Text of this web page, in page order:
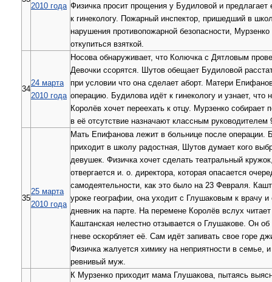
2010 года Физичка просит прощения у Будиловой и предлагает
к гинекологу. Пожарный инспектор, пришедший в
нарушения противопожарной безопасности, Мурзенко
откупиться взяткой.
34
24 марта
2010 года
Носова обнаруживает, что Колючка с Дятловым
Девочки ссорятся. Шутов обещает Будиловой
при условии что она сделает аборт. Матери
операцию. Будилова идёт к гинекологу и узнает, что
Королёв хочет переехать к отцу. Мурзенко собирает
в её отсутствие назначают классным руководителем
35
25 марта
2010 года
Мать Епифанова лежит в больнице после операции.
приходит в школу радостная, Шутов думает кого
девушек. Физичка хочет сделать театральный
отвергается и. о. директора, которая опасается
самодеятельности, как это было на 23 Февраля.
уроке географии, она уходит с Глушаковым к врачу и
дневник на парте. На перемене Королёв вслух
Каштанская нелестно отзывается о Глушакове. Он об
гневе оскорбляет её. Сам идёт запивать свое горе
Физичка жалуется химику на неприятности в семье,
ревнивый муж.
К Мурзенко приходит мама Глушакова, пытаясь